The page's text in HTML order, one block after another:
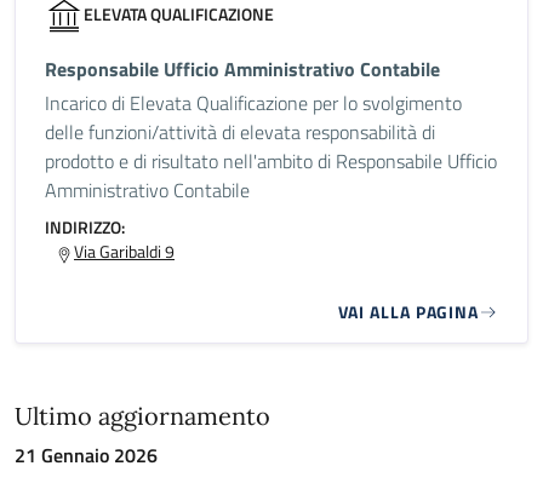
ELEVATA QUALIFICAZIONE
Responsabile Ufficio Amministrativo Contabile
Incarico di Elevata Qualificazione per lo svolgimento
delle funzioni/attività di elevata responsabilità di
prodotto e di risultato nell'ambito di Responsabile Ufficio
Amministrativo Contabile
INDIRIZZO:
Via Garibaldi 9
VAI ALLA PAGINA
Ultimo aggiornamento
21 Gennaio 2026